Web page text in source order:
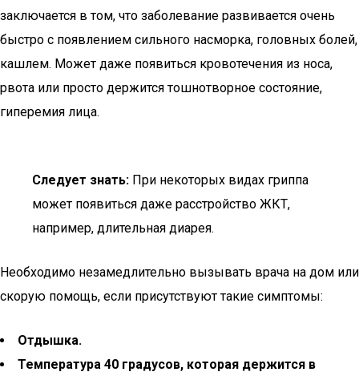
заключается в том, что заболевание развивается очень
быстро с появлением сильного насморка, головных болей,
кашлем. Может даже появиться кровотечения из носа,
рвота или просто держится тошнотворное состояние,
гиперемия лица.
Следует знать: При некоторых видах гриппа
может появиться даже расстройство ЖКТ,
например, длительная диарея.
Необходимо незамедлительно вызывать врача на дом или
скорую помощь, если присутствуют такие симптомы:
Отдышка.
Температура 40 градусов, которая держится в